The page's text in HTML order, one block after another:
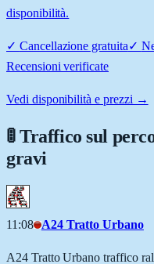
disponibilità.
✓ Cancellazione gratuita✓
Recensioni verificate
Vedi disponibilità e prezzi →
🚦 Traffico sul
gravi
11:08 A24 Tratto Urbano
A24 Tratto Urbano traffico